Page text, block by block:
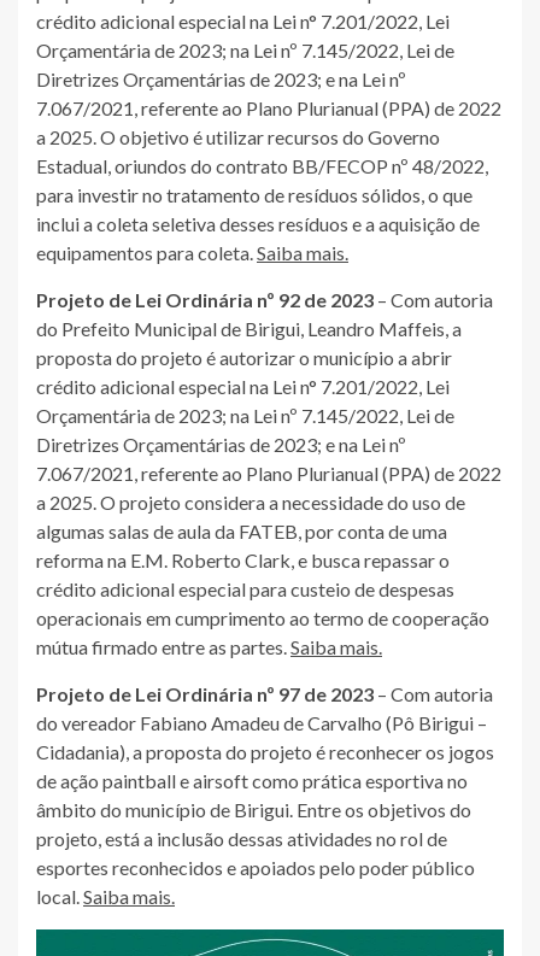
crédito adicional especial na Lei n° 7.201/2022, Lei
Orçamentária de 2023; na Lei nº 7.145/2022, Lei de
Diretrizes Orçamentárias de 2023; e na Lei nº
7.067/2021, referente ao Plano Plurianual (PPA) de 2022
a 2025. O objetivo é utilizar recursos do Governo
Estadual, oriundos do contrato BB/FECOP nº 48/2022,
para investir no tratamento de resíduos sólidos, o que
inclui a coleta seletiva desses resíduos e a aquisição de
equipamentos para coleta.Saiba mais.
Projeto de Lei Ordinária nº 92 de 2023 – Com autoria
do Prefeito Municipal de Birigui, Leandro Maffeis, a
proposta do projeto é autorizar o município a abrir
crédito adicional especial na Lei n° 7.201/2022, Lei
Orçamentária de 2023; na Lei nº 7.145/2022, Lei de
Diretrizes Orçamentárias de 2023; e na Lei nº
7.067/2021, referente ao Plano Plurianual (PPA) de 2022
a 2025. O projeto considera a necessidade do uso de
algumas salas de aula da FATEB, por conta de uma
reforma na E.M. Roberto Clark, e busca repassar o
crédito adicional especial para custeio de despesas
operacionais em cumprimento ao termo de cooperação
mútua firmado entre as partes.Saiba mais.
Projeto de Lei Ordinária nº 97 de 2023 – Com autoria
do vereador Fabiano Amadeu de Carvalho (Pô Birigui –
Cidadania), a proposta do projeto é reconhecer os jogos
de ação paintball e airsoft como prática esportiva no
âmbito do município de Birigui. Entre os objetivos do
projeto, está a inclusão dessas atividades no rol de
esportes reconhecidos e apoiados pelo poder público
local.Saiba mais.